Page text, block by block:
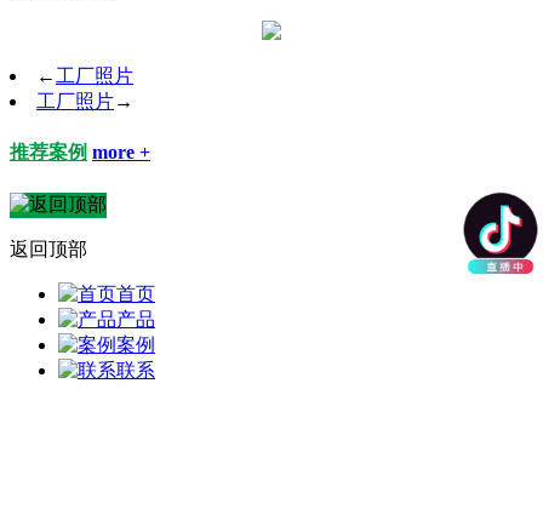
← 工厂照片
工厂照片→
推荐案例 more +
返回顶部
首页
产品
案例
联系